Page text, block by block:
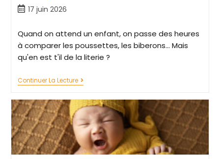
17 juin 2026
Quand on attend un enfant, on passe des heures
à comparer les poussettes, les biberons... Mais
qu'en est t'il de la literie ?
Continuer La Lecture